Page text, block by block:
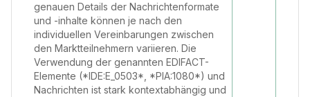
genauen Details der Nachrichtenformate
und -inhalte können je nach den
individuellen Vereinbarungen zwischen
den Marktteilnehmern variieren. Die
Verwendung der genannten EDIFACT-
Elemente (*IDE:E_0503*, *PIA:1080*) und
Nachrichten ist stark kontextabhängig und